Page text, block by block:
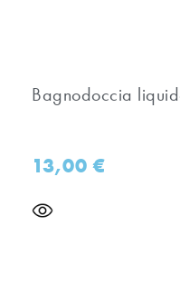
Bagnodoccia
13,00€